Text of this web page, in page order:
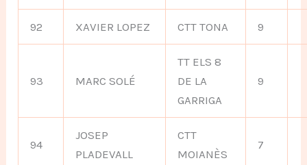
92 XAVIER LOPEZ CTT TONA 9
93 MARC SOLÉ
TT ELS 8
DE LA
GARRIGA
9
94
JOSEP
PLADEVALL
CTT
MOIANÈS
7